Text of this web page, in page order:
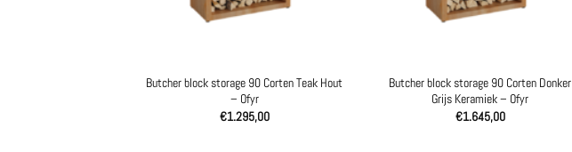
Butcher block storage 90 Corten Teak Hout
– Ofyr
€1.295,00
Butcher block storage 90 Corten Donker
Grijs Keramiek – Ofyr
€1.645,00